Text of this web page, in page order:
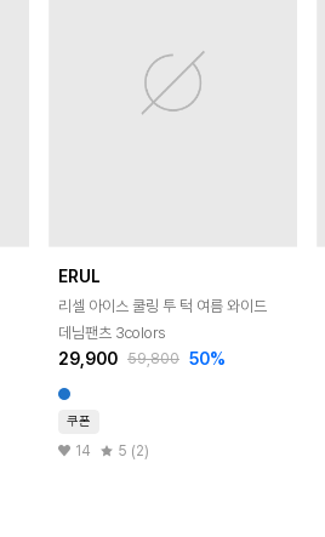
ERUL
리셀 아이스 쿨링 투 턱 여름 와이드
데님팬츠 3colors
29,900 59,800 50%
쿠폰
14 5 (2)